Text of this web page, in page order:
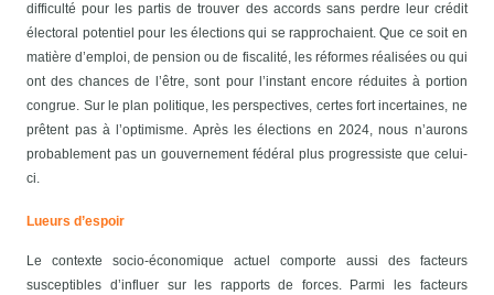
difficulté pour les partis de trouver des accords sans perdre leur crédit
électoral potentiel pour les élections qui se rapprochaient. Que ce soit en
matière d’emploi, de pension ou de fiscalité, les réformes réalisées ou qui
ont des chances de l’être, sont pour l’instant encore réduites à portion
congrue. Sur le plan politique, les perspectives, certes fort incertaines, ne
prêtent pas à l’optimisme. Après les élections en 2024, nous n’aurons
probablement pas un gouvernement fédéral plus progressiste que celui-
ci.
Lueurs d’espoir
Le contexte socio-économique actuel comporte aussi des facteurs
susceptibles d’influer sur les rapports de forces. Parmi les facteurs